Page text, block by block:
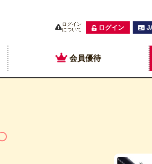
ログイン
について
ログイン
会員優待